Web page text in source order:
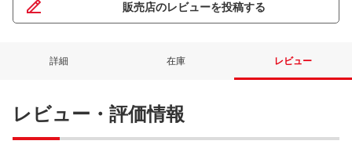
販売店のレビューを投稿する
詳細 在庫 レビュー
レビュー・評価情報